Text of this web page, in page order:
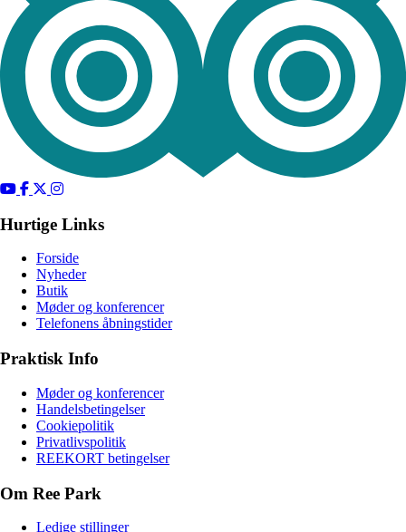
Hurtige Links
Forside
Nyheder
Butik
Møder og konferencer
Telefonens åbningstider
Praktisk Info
Møder og konferencer
Handelsbetingelser
Cookiepolitik
Privatlivspolitik
REEKORT betingelser
Om Ree Park
Ledige stillinger